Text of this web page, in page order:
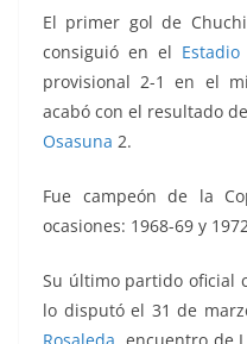
El primer gol de
consiguió en el
provisional 2-1 en el
acabó con el resultado de
Osasuna 2.
Fue campeón de la
ocasiones: 1968-69 y
Su último partido oficial
lo disputó el 31 de